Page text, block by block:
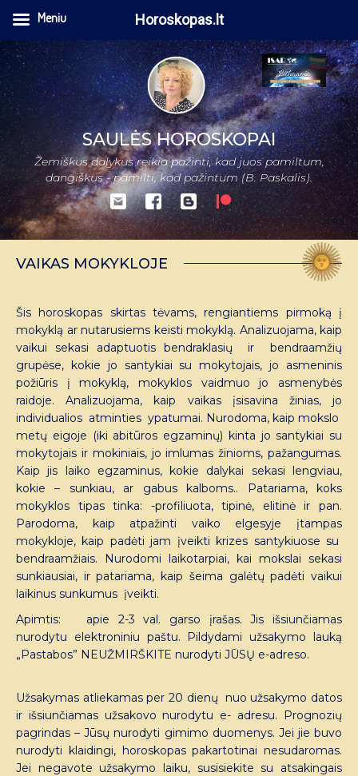
SAULĖS HOROSKOPAI
Žemiškus dalykus reikia pažinti, kad juos pamiltum,
dangiškus - pamilti, kad pažintum (B. Paskalis).
VAIKAS MOKYKLOJE
Šis horoskopas skirtas tėvams, rengiantiems pirmoką į
mokyklą ar nutarusiems keisti mokyklą. Analizuojama, kaip
vaikui sekasi adaptuotis bendraklasių ir bendraamžių
grupėse, kokie jo santykiai su mokytojais, jo asmeninis
požiūris į mokyklą, mokyklos vaidmuo jo asmenybės
raidoje. Analizuojama, kaip vaikas įsisavina žinias, jo
individualios atminties ypatumai. Nurodoma, kaip mokslo
metų eigoje (iki abitūros egzaminų) kinta jo santykiai su
mokytojais ir mokiniais, jo imlumas žinioms, pažangumas.
Kaip jis laiko egzaminus, kokie dalykai sekasi lengviau,
kokie – sunkiau, ar gabus kalboms.. Patariama, koks
mokyklos tipas tinka: -profiliuota, tipinė, elitinė ir pan.
Parodoma, kaip atpažinti vaiko elgesyje įtampas
mokykloje, kaip padėti jam įveikti krizes santykiuose su
bendraamžiais. Nurodomi laikotarpiai, kai mokslai sekasi
sunkiausiai, ir patariama, kaip šeima galėtų padėti vaikui
laikinus sunkumus įveikti.
Apimtis: apie 2-3 val. garso įrašas. Jis išsiunčiamas
nurodytu elektroniniu paštu. Pildydami užsakymo lauką
„Pastabos” NEUŽMIRŠKITE nurodyti JŪSŲ e-adreso.
Užsakymas atliekamas per 20 dienų nuo užsakymo datos
ir išsiunčiamas užsakovo nurodytu e- adresu. Prognozių
pagrindas – Jūsų nurodyti gimimo duomenys. Jei jie buvo
nurodyti klaidingi, horoskopas pakartotinai nesudaromas.
Jei negavote užsakymo laiku, susisiekite su atsakingais
Meniu Horoskopas.lt